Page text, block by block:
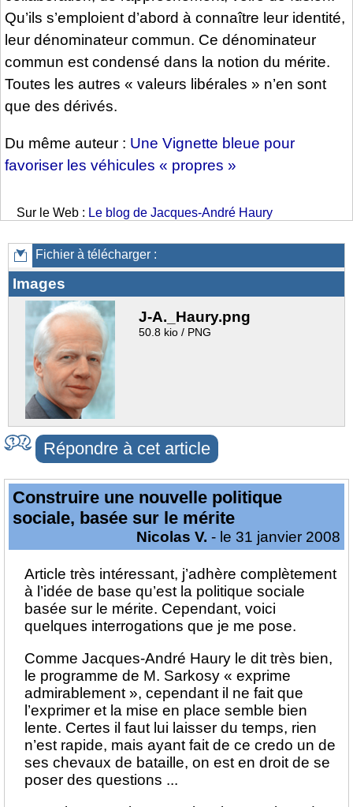
Qu’ils s’emploient d’abord à connaître leur identité,
leur dénominateur commun. Ce dénominateur
commun est condensé dans la notion du mérite.
Toutes les autres « valeurs libérales » n’en sont
que des dérivés.
Du même auteur : Une Vignette bleue pour
favoriser les véhicules « propres »
Sur le Web : Le blog de Jacques-André Haury
Fichier à télécharger :
Images
J-A._Haury.png
50.8 kio / PNG
Répondre à cet article
Construire une nouvelle politique
sociale, basée sur le mérite
Nicolas V. - le 31 janvier 2008
Article très intéressant, j’adhère complètement
à l’idée de base qu’est la politique sociale
basée sur le mérite. Cependant, voici
quelques interrogations que je me pose.
Comme Jacques-André Haury le dit très bien,
le programme de M. Sarkosy « exprime
admirablement », cependant il ne fait que
l’exprimer et la mise en place semble bien
lente. Certes il faut lui laisser du temps, rien
n’est rapide, mais ayant fait de ce credo un de
ses chevaux de bataille, on est en droit de se
poser des questions ...